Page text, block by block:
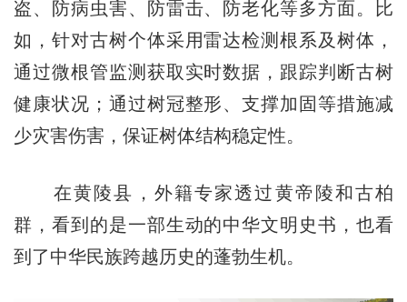
盗、防病虫害、防雷击、防老化等多方面。比
如，针对古树个体采用雷达检测根系及树体，
通过微根管监测获取实时数据，跟踪判断古树
健康状况；通过树冠整形、支撑加固等措施减
少灾害伤害，保证树体结构稳定性。
在黄陵县，外籍专家透过黄帝陵和古柏
群，看到的是一部生动的中华文明史书，也看
到了中华民族跨越历史的蓬勃生机。